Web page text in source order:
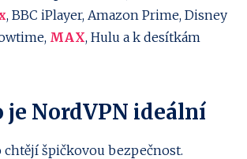
, BBC iPlayer, Amazon Prime, Disney
MAX, Hulu a k desítkám
je NordVPN ideální
chtějí špičkovou bezpečnost.